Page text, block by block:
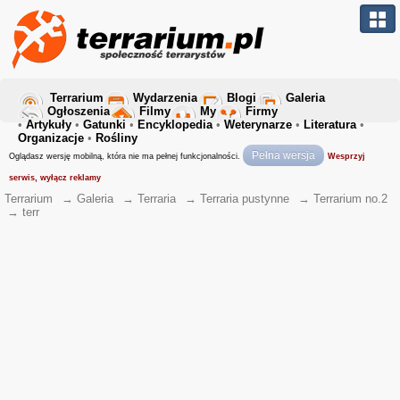
Terrarium Wydarzenia Blogi
Galeria
Ogłoszenia
Filmy My
Firmy
• Artykuły • Gatunki • Encyklopedia• Weterynarze • Literatura•
Organizacje • Rośliny
Oglądasz wersję mobilną, która nie ma pełnej funkcjonalności. Pełna wersja Wesprzyj
serwis, wyłącz reklamy
Terrarium → Galeria → Terraria → Terraria pustynne → Terrarium no.2
→ terr